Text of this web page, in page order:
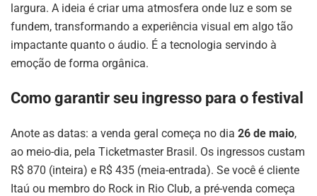
largura. A ideia é criar uma atmosfera onde luz e som se
fundem, transformando a experiência visual em algo tão
impactante quanto o áudio. É a tecnologia servindo à
emoção de forma orgânica.
Como garantir seu ingresso para o festival
Anote as datas: a venda geral começa no dia 26 de maio,
ao meio-dia, pela Ticketmaster Brasil. Os ingressos custam
R$ 870 (inteira) e R$ 435 (meia-entrada). Se você é cliente
Itaú ou membro do Rock in Rio Club, a pré-venda começa